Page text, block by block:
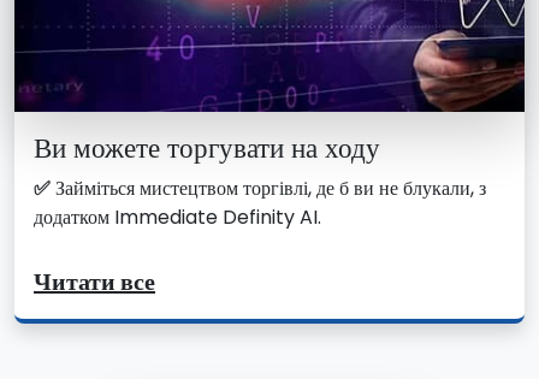
Ви можете торгувати на ходу
✅Займіться мистецтвом торгівлі, де б ви не блукали, з
додатком Immediate Definity AI.
Читати все